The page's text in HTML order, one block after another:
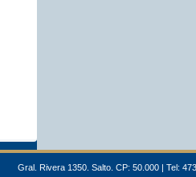
Gral. Rivera 1350. Salto. CP: 50.000 | Tel: